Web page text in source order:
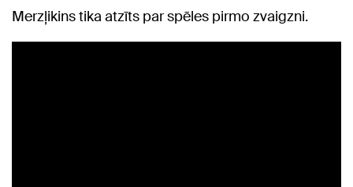
Merzļikins tika atzīts par spēles pirmo zvaigzni.